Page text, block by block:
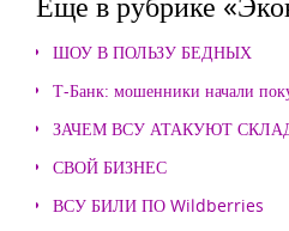
ШОУ В ПОЛЬЗУ БЕДНЫХ
Т-Банк: мошенники начали
ЗАЧЕМ ВСУ АТАКУЮТ
СВОЙ БИЗНЕС
ВСУ БИЛИ ПО Wildberries